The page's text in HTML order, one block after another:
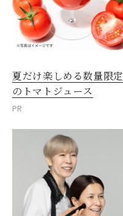
夏だけ楽しめる数量限定
のトマトジュース
PR